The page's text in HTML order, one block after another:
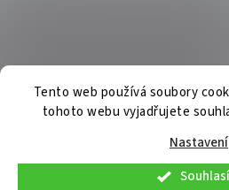
Tento web používá soubory
tohoto webu vyjadřujete
Nastavení
V pátek 7. 8. 2026 budou osobní konzultace